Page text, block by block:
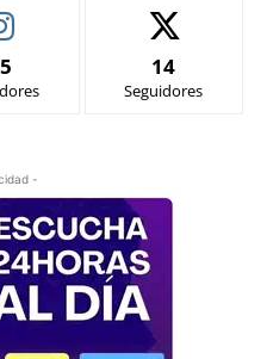
14
Seguidores
-